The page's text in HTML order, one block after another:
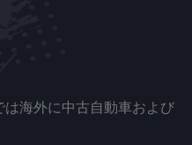
海外に中古自動車および